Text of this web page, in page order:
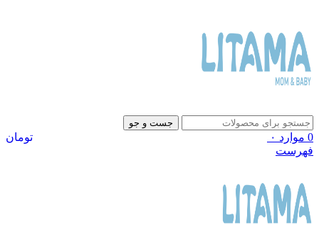
جست و جو
0 موارد ۰
تومان
فهرست